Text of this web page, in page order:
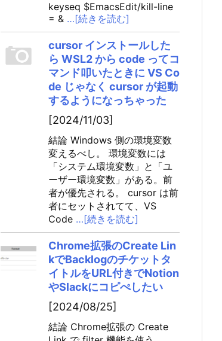
keyseq $EmacsEdit/kill-line
= & …[続きを読む]
cursor インストールした
ら WSL2 から code ってコ
マンド叩いたときに VS Co
de じゃなく cursor が起動
するようになっちゃった
[2024/11/03]
結論 Windows 側の環境変数
変えるべし。 環境変数には
「システム環境変数」と「ユ
ーザー環境変数」がある。前
者が優先される。 cursor は前
者にセットされてて、VS
Code …[続きを読む]
Chrome拡張のCreate Lin
kでBacklogのチケットタ
イトルをURL付きでNotion
やSlackにコピぺしたい
[2024/08/25]
結論 Chrome拡張の Create